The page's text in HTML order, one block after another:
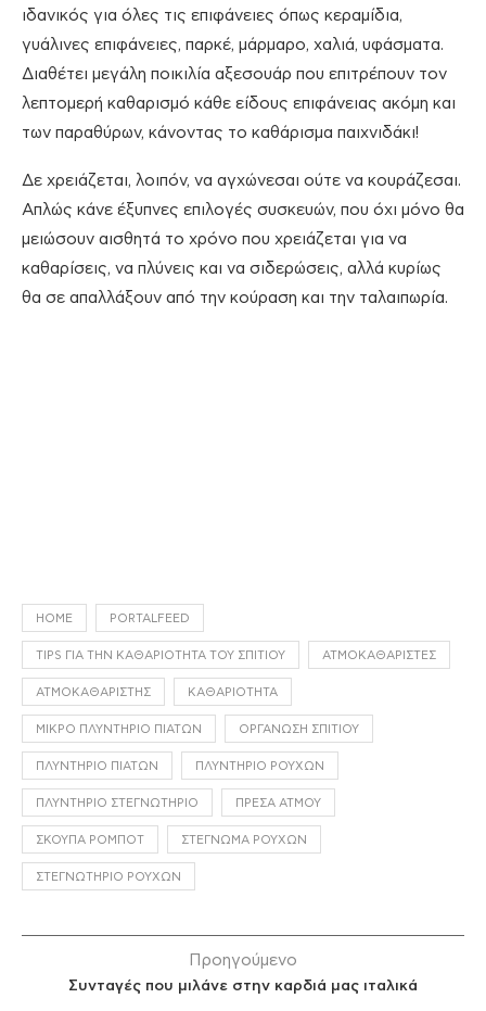
ιδανικός για όλες τις επιφάνειες όπως κεραμίδια,
γυάλινες επιφάνειες, παρκέ, μάρμαρο, χαλιά, υφάσματα.
Διαθέτει μεγάλη ποικιλία αξεσουάρ που επιτρέπουν τον
λεπτομερή καθαρισμό κάθε είδους επιφάνειας ακόμη και
των παραθύρων, κάνοντας το καθάρισμα παιχνιδάκι!
Δε χρειάζεται, λοιπόν, να αγχώνεσαι ούτε να κουράζεσαι.
Απλώς κάνε έξυπνες επιλογές συσκευών, που όχι μόνο θα
μειώσουν αισθητά το χρόνο που χρειάζεται για να
καθαρίσεις, να πλύνεις και να σιδερώσεις, αλλά κυρίως
θα σε απαλλάξουν από την κούραση και την ταλαιπωρία.
HOME PORTALFEED
TIPS ΓΙΑ ΤΗΝ ΚΑΘΑΡΙΌΤΗΤΑ ΤΟΥ ΣΠΙΤΙΟΎ ΑΤΜΟΚΑΘΑΡΙΣΤΈΣ
ΑΤΜΟΚΑΘΑΡΙΣΤΉΣ ΚΑΘΑΡΙΌΤΗΤΑ
ΜΙΚΡΌ ΠΛΥΝΤΉΡΙΟ ΠΙΆΤΩΝ ΟΡΓΆΝΩΣΗ ΣΠΙΤΙΟΎ
ΠΛΥΝΤΉΡΙΟ ΠΙΆΤΩΝ ΠΛΥΝΤΉΡΙΟ ΡΟΎΧΩΝ
ΠΛΥΝΤΉΡΙΟ ΣΤΕΓΝΩΤΉΡΙΟ ΠΡΈΣΑ ΑΤΜΟΎ
ΣΚΟΎΠΑ ΡΟΜΠΌΤ ΣΤΈΓΝΩΜΑ ΡΟΎΧΩΝ
ΣΤΕΓΝΩΤΉΡΙΟ ΡΟΎΧΩΝ
Προηγούμενο
Συνταγές που μιλάνε στην καρδιά μας ιταλικά